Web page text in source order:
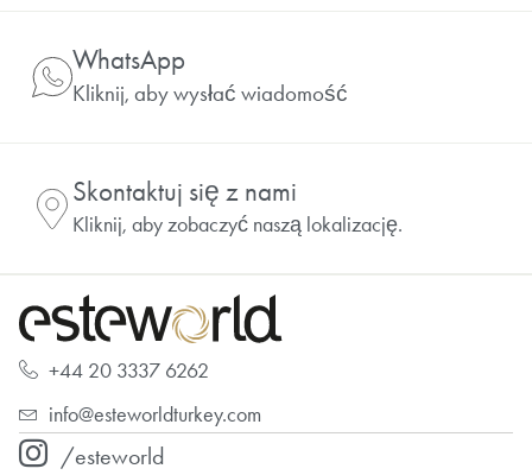
WhatsApp
Kliknij, aby wysłać wiadomość
Skontaktuj się z nami
Kliknij, aby zobaczyć naszą lokalizację.
+44 20 3337 6262
info@esteworldturkey.com
/esteworld